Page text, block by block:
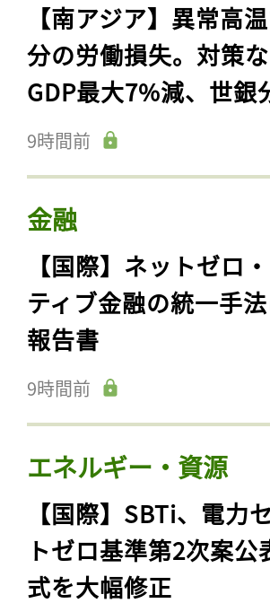
【南アジア】異常高
分の労働損失。対策
GDP最大7%減、世銀
9時間前
金融
【国際】ネットゼロ
ティブ金融の統一手
報告書
9時間前
エネルギー・資源
【国際】SBTi、電力
トゼロ基準第2次案
式を大幅修正